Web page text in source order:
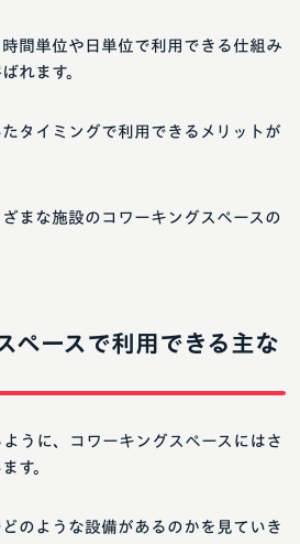
間単位や日単位で利用できる仕組み
れます。
タイミングで利用できるメリットが
まな施設のコワーキングスペースの
ペースで利用できる主な
うに、コワーキングスペースにはさ
す。
のような設備があるのかを見ていき